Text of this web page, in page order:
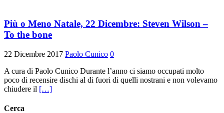
Più o Meno Natale, 22 Dicembre: Steven Wilson –
To the bone
22 Dicembre 2017 Paolo Cunico 0
A cura di Paolo Cunico Durante l’anno ci siamo occupati molto
poco di recensire dischi al di fuori di quelli nostrani e non volevamo
chiudere il […]
Cerca